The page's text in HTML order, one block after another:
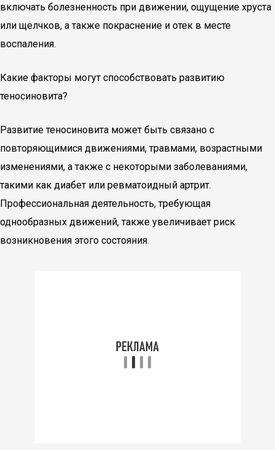
включать болезненность при движении, ощущение хруста
или щелчков, а также покраснение и отек в месте
воспаления.
Какие факторы могут способствовать развитию
теносиновита?
Развитие теносиновита может быть связано с
повторяющимися движениями, травмами, возрастными
изменениями, а также с некоторыми заболеваниями,
такими как диабет или ревматоидный артрит.
Профессиональная деятельность, требующая
однообразных движений, также увеличивает риск
возникновения этого состояния.